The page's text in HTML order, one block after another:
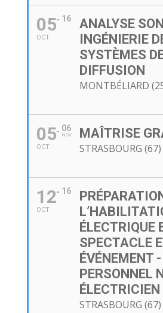
05
OCT
16
ANALYSE
INGÉNIERIE
SYSTÈMES
DIFFUSION
MONTBÉLIARD
05
OCT
06
NOV MAÎTRISE
STRASBOURG (67)
12
OCT
16
ÉLECTRIQUE
SPECTACLE
ÉVÉNEMENT -
PERSONNEL
ÉLECTRICIEN
STRASBOURG (67)